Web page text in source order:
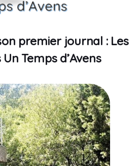
premier journal : Les
Temps d’Avens